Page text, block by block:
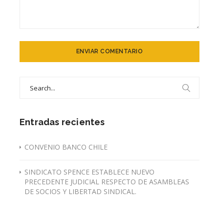
Entradas recientes
CONVENIO BANCO CHILE
SINDICATO SPENCE ESTABLECE NUEVO
PRECEDENTE JUDICIAL RESPECTO DE ASAMBLEAS
DE SOCIOS Y LIBERTAD SINDICAL.